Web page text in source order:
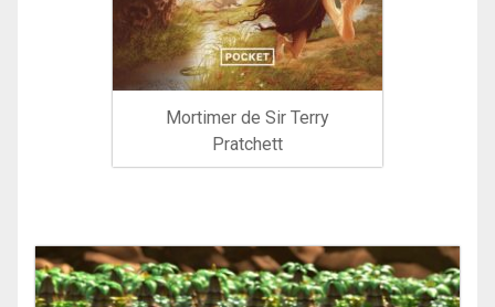
Mortimer de Sir Terry
Pratchett